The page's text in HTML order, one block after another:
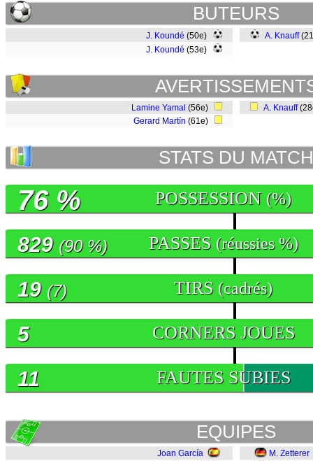
BUTEURS
J. Koundé (50e)
J. Koundé (53e)
A. Knauff
Lamine Yamal (56e)
Gerard Martín (61e)
A. Knauff
STATS DU MATCH
POSSESSION (%)
76 %
PASSES (réussies %)
829 (90 %)
TIRS (cadrés)
19 (7)
CORNERS JOUES
5
FAUTES SUBIES
11
EQUIPES
Joan García
M. Zetterer